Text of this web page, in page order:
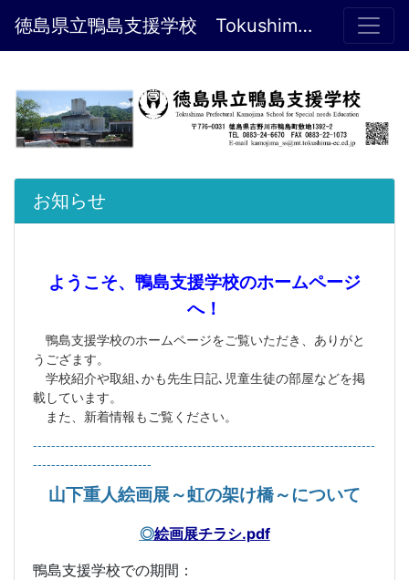
徳島県立鴨島支援学校 Tokushima Prefectural Kamojima School for Special needs Education
お知らせ
ようこそ、鴨島支援学校のホームページ
へ！
鴨島支援学校のホームページをご覧いただき、ありがと
うござます。
学校紹介や取組､かも先生日記､児童生徒の部屋などを掲
載しています。
また、新着情報もご覧ください。
---------------------------------------------------------------------------
--------------------------
山下重人絵画展～虹の架け橋～について
◎絵画展チラシ.pdf
鴨島支援学校での期間：